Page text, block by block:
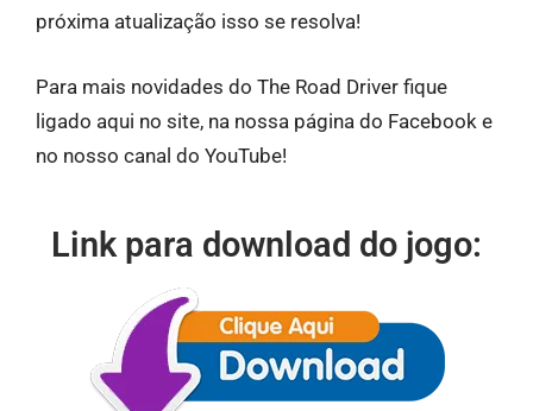
próxima atualização isso se resolva!
Para mais novidades do The Road Driver fique
ligado aqui no site, na nossa página do Facebook e
no nosso canal do YouTube!
Link para download do jogo: